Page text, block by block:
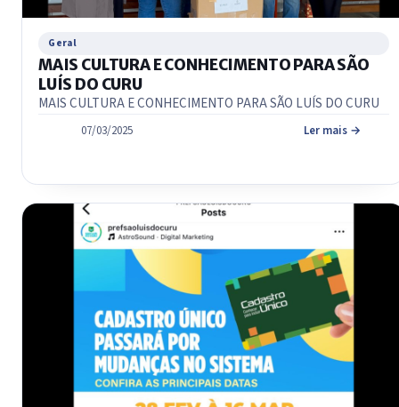
Geral
MAIS CULTURA E CONHECIMENTO PARA SÃO
LUÍS DO CURU
MAIS CULTURA E CONHECIMENTO PARA SÃO LUÍS DO CURU
07/03/2025 Ler mais →